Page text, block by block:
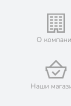
его онлайн
💳 Оплата:
наличными
📜 Только
Порядок -
О
Наши